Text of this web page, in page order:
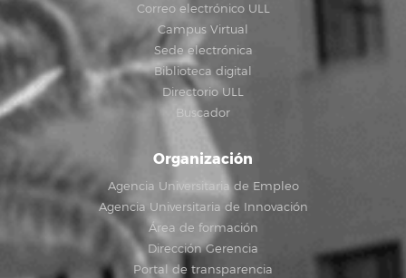
Correo electrónico ULL
Campus Virtual
Sede electrónica
Biblioteca digital
Directorio ULL
Buscador
Organización
Agencia Universitaria de Empleo
Agencia Universitaria de Innovación
Área de formación
Dirección Gerencia
Portal de transparencia